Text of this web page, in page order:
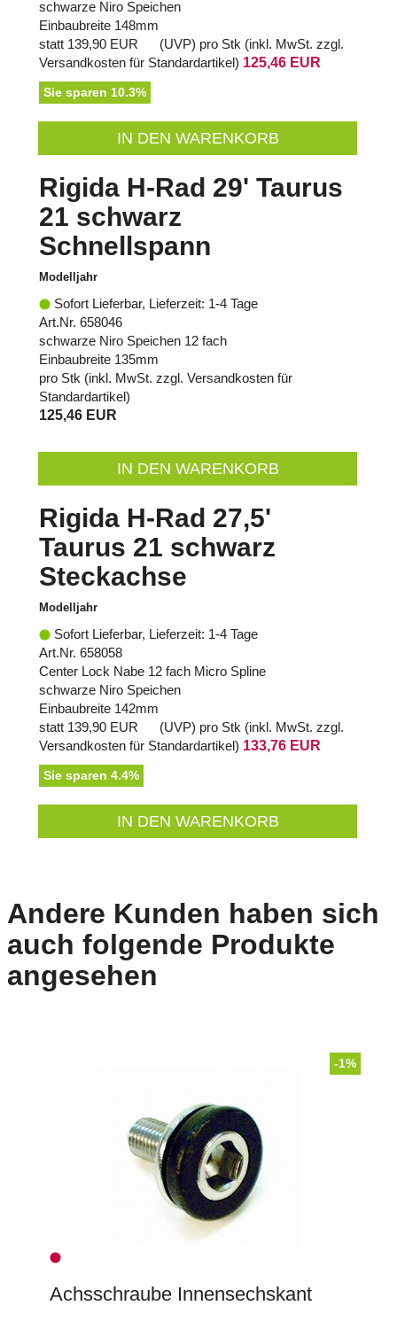
schwarze Niro Speichen
Einbaubreite 148mm
statt 139,90 EUR (UVP) pro Stk (inkl. MwSt. zzgl.
Versandkosten für Standardartikel) 125,46 EUR
Sie sparen 10.3%
IN DEN WARENKORB
Rigida H-Rad 29' Taurus
21 schwarz
Schnellspann
Modelljahr
Sofort Lieferbar, Lieferzeit: 1-4 Tage
Art.Nr. 658046
schwarze Niro Speichen 12 fach
Einbaubreite 135mm
pro Stk (inkl. MwSt. zzgl. Versandkosten für
Standardartikel)
125,46 EUR
IN DEN WARENKORB
Rigida H-Rad 27,5'
Taurus 21 schwarz
Steckachse
Modelljahr
Sofort Lieferbar, Lieferzeit: 1-4 Tage
Art.Nr. 658058
Center Lock Nabe 12 fach Micro Spline
schwarze Niro Speichen
Einbaubreite 142mm
statt 139,90 EUR (UVP) pro Stk (inkl. MwSt. zzgl.
Versandkosten für Standardartikel) 133,76 EUR
Sie sparen 4.4%
IN DEN WARENKORB
Andere Kunden haben sich
auch folgende Produkte
angesehen
-1%
Achsschraube Innensechskant